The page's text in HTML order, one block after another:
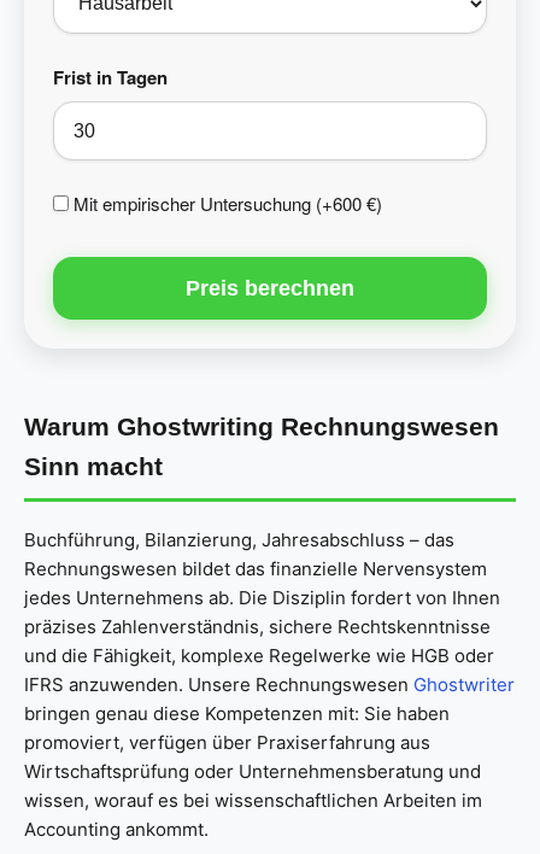
Frist in Tagen
Mit empirischer Untersuchung (+600 €)
Preis berechnen
Warum Ghostwriting Rechnungswesen
Sinn macht
Buchführung, Bilanzierung, Jahresabschluss – das
Rechnungswesen bildet das finanzielle Nervensystem
jedes Unternehmens ab. Die Disziplin fordert von Ihnen
präzises Zahlenverständnis, sichere Rechtskenntnisse
und die Fähigkeit, komplexe Regelwerke wie HGB oder
IFRS anzuwenden. Unsere Rechnungswesen Ghostwriter
bringen genau diese Kompetenzen mit: Sie haben
promoviert, verfügen über Praxiserfahrung aus
Wirtschaftsprüfung oder Unternehmensberatung und
wissen, worauf es bei wissenschaftlichen Arbeiten im
Accounting ankommt.